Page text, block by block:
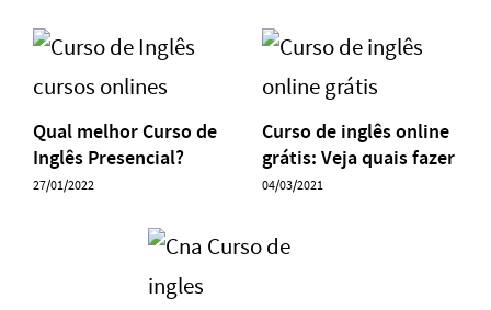
Qual melhor Curso de
Inglês Presencial?
27/01/2022
Curso de inglês online
grátis: Veja quais fazer
04/03/2021